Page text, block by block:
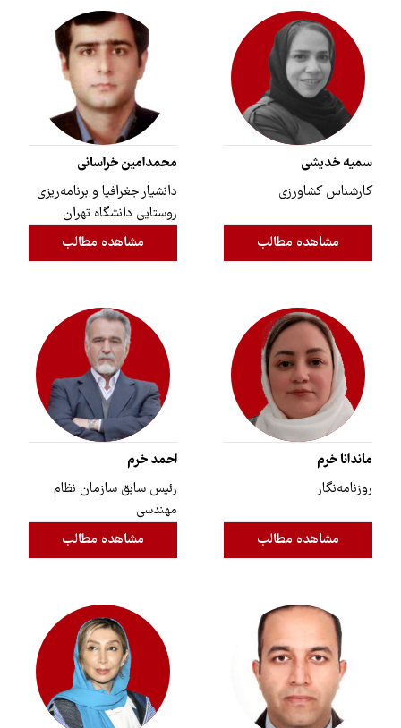
سمیه خدیشی
کارشناس کشاورزی
مشاهده مطالب
محمدامین خراسانی
دانشیار جغرافیا و برنامه‌ریزی
روستایی دانشگاه تهران
مشاهده مطالب
ماندانا خرم
روزنامه‌نگار
مشاهده مطالب
احمد خرم
رئیس سابق سازمان نظام
مهندسی
مشاهده مطالب